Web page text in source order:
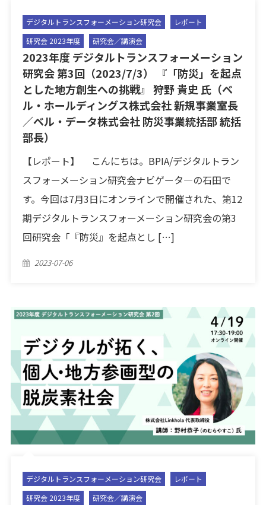
デジタルトランスフォーメーション研究会
レポート
研究会 2023年度
研究会／講演会
2023年度 デジタルトランスフォーメーション
研究会 第3回（2023/7/3） 『「防災」を起点
とした地方創生への挑戦』 狩野 貴史 氏（ベ
ル・ホールディングス株式会社 新規事業室長
／ベル・データ株式会社 防災事業統括部 統括
部長）
【レポート】 こんにちは。BPIA/デジタルトラン
スフォーメーション研究会ナビゲータ―の石田で
す。今回は7月3日にオンラインで開催された、第12
期デジタルトランスフォーメーション研究会の第3
回研究会「『防災』を起点とし […]
Posted
2023-07-06
デジタルトランスフォーメーション研究会
レポート
研究会 2023年度
研究会／講演会